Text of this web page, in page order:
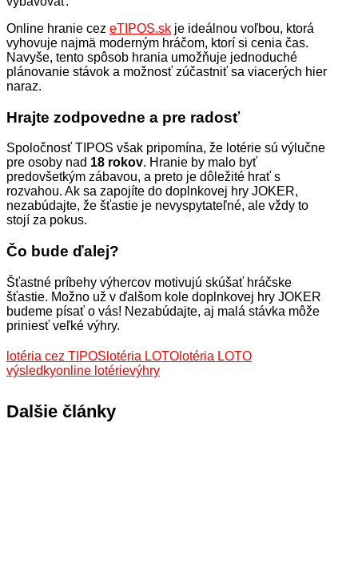
Online hranie cez eTIPOS.sk je ideálnou voľbou, ktorá
vyhovuje najmä moderným hráčom, ktorí si cenia čas.
Navyše, tento spôsob hrania umožňuje jednoduché
plánovanie stávok a možnosť zúčastniť sa viacerých hier
naraz.
Hrajte zodpovedne a pre radosť
Spoločnosť TIPOS však pripomína, že lotérie sú výlučne
pre osoby nad 18 rokov. Hranie by malo byť
predovšetkým zábavou, a preto je dôležité hrať s
rozvahou. Ak sa zapojíte do doplnkovej hry JOKER,
nezabúdajte, že šťastie je nevyspytateľné, ale vždy to
stojí za pokus.
Čo bude ďalej?
Šťastné príbehy výhercov motivujú skúšať hráčske
šťastie. Možno už v ďalšom kole doplnkovej hry JOKER
budeme písať o vás! Nezabúdajte, aj malá stávka môže
priniesť veľké výhry.
lotéria cez TIPOS lotéria LOTO lotéria LOTO
výsledkyonline lotérievýhry
Dalšie články